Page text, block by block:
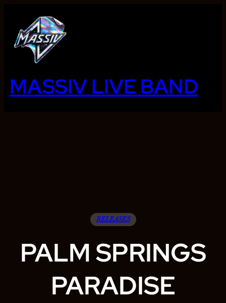
inhoud
MASSIV LIVE BAND
RELEASES
PALM SPRINGS
PARADISE